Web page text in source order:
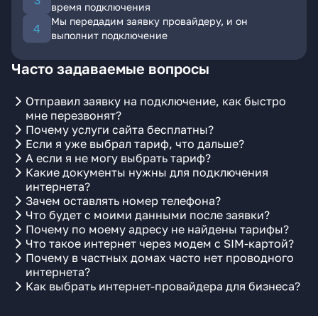
время подключения
Мы передадим заявку провайдеру, и он
выполнит подключение
Часто задаваемые вопросы
Отправил заявку на подключение, как быстро
мне перезвонят?
Почему услуги сайта бесплатны?
Если я уже выбрал тариф, что дальше?
А если я не могу выбрать тариф?
Какие документы нужны для подключения
интернета?
Зачем оставлять номер телефона?
Что будет с моими данными после заявки?
Почему по моему адресу не найдены тарифы?
Что такое интернет через модем с SIM-картой?
Почему в частных домах часто нет проводного
интернета?
Как выбрать интернет-провайдера для бизнеса?